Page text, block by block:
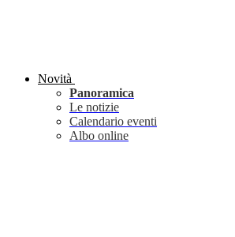
Novità
Panoramica
Le notizie
Calendario eventi
Albo online